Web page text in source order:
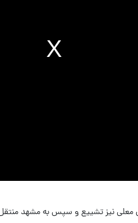
معلی نیز تشییع و سپس به مشهد